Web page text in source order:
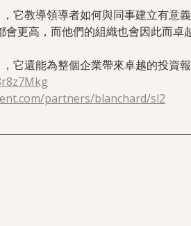
它教導領導者如何與同事建立有意
更高，而他們的組織也會因此而卓
它還能為整個企業帶來卓越的投資報
partners/blanchard/sl2